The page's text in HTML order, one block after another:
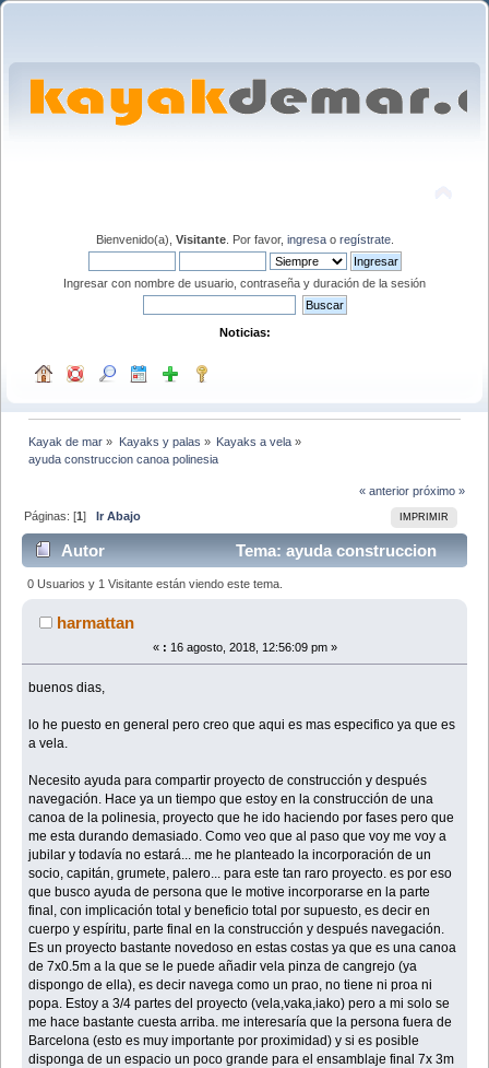
Bienvenido(a), Visitante. Por favor, ingresao regístrate.
Ingresar con nombre de usuario, contraseña y duración de la sesión
Noticias:
Kayak de mar » Kayaks y palas » Kayaks a vela»
ayuda construccion canoa polinesia
« anterior próximo »
IMPRIMIR
Páginas: [1]Ir Abajo
Autor
Tema: ayuda construccion
canoa polinesia (Leído 103839 veces)
0 Usuarios y 1 Visitante están viendo este tema.
harmattan
« : 16 agosto, 2018, 12:56:09 pm »
buenos dias,
lo he puesto en general pero creo que aqui es mas especifico ya que es
a vela.
Necesito ayuda para compartir proyecto de construcción y después
navegación. Hace ya un tiempo que estoy en la construcción de una
canoa de la polinesia, proyecto que he ido haciendo por fases pero que
me esta durando demasiado. Como veo que al paso que voy me voy a
jubilar y todavía no estará... me he planteado la incorporación de un
socio, capitán, grumete, palero... para este tan raro proyecto. es por eso
que busco ayuda de persona que le motive incorporarse en la parte
final, con implicación total y beneficio total por supuesto, es decir en
cuerpo y espíritu, parte final en la construcción y después navegación.
Es un proyecto bastante novedoso en estas costas ya que es una canoa
de 7x0.5m a la que se le puede añadir vela pinza de cangrejo (ya
dispongo de ella), es decir navega como un prao, no tiene ni proa ni
popa. Estoy a 3/4 partes del proyecto (vela,vaka,iako) pero a mi solo se
me hace bastante cuesta arriba. me interesaría que la persona fuera de
Barcelona (esto es muy importante por proximidad) y si es posible
disponga de un espacio un poco grande para el ensamblaje final 7x 3m